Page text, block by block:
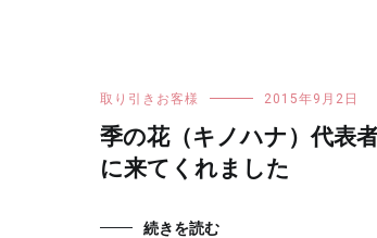
取り引きお客様 2015年9月2日
季の花（キノハナ）代表
に来てくれました
続きを読む